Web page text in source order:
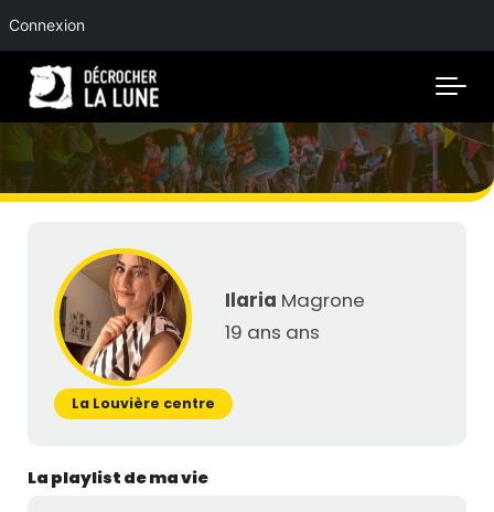
Connexion
Skip to main content
Ilaria Magrone
19 ans ans
La Louvière centre
La playlist de ma vie